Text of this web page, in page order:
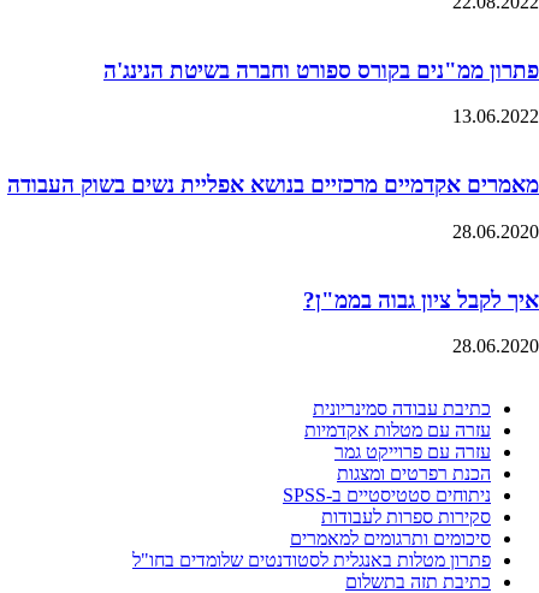
פתרון ממ"נים בקורס ספורט וחברה בשיטת הנינג'ה
13.06.2022
מאמרים אקדמיים מרכזיים בנושא אפליית נשים בשוק העבודה
28.06.2020
איך לקבל ציון גבוה בממ"ן?
28.06.2020
כתיבת עבודה סמינריונית
עזרה עם מטלות אקדמיות
עזרה עם פרוייקט גמר
הכנת רפרטים ומצגות
ניתוחים סטטיסטיים ב-SPSS
סקירות ספרות לעבודות
סיכומים ותרגומים למאמרים
פתרון מטלות באנגלית לסטודנטים שלומדים בחו"ל
כתיבת תזה בתשלום